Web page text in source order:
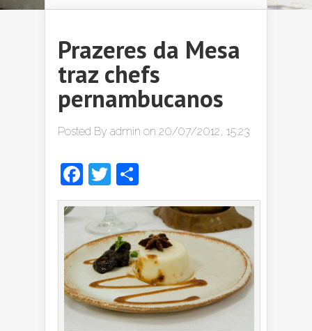
Prazeres da Mesa
traz chefs
pernambucanos
Posted By admin on 20/07/2012, 15:23
Facebook
Twitter